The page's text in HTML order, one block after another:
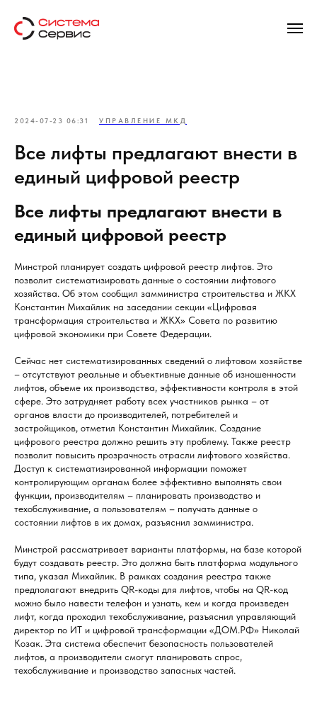
2024-07-23 06:31 УПРАВЛЕНИЕ МКД
Все лифты предлагают внести в
единый цифровой реестр
Все лифты предлагают внести в
единый цифровой реестр
Минстрой планирует создать цифровой реестр лифтов. Это
позволит систематизировать данные о состоянии лифтового
хозяйства. Об этом сообщил замминистра строительства и ЖКХ
Константин Михайлик на заседании секции «Цифровая
трансформация строительства и ЖКХ» Совета по развитию
цифровой экономики при Совете Федерации.
Сейчас нет систематизированных сведений о лифтовом хозяйстве
– отсутствуют реальные и объективные данные об изношенности
лифтов, объеме их производства, эффективности контроля в этой
сфере. Это затрудняет работу всех участников рынка – от
органов власти до производителей, потребителей и
застройщиков, отметил Константин Михайлик. Создание
цифрового реестра должно решить эту проблему. Также реестр
позволит повысить прозрачность отрасли лифтового хозяйства.
Доступ к систематизированной информации поможет
контролирующим органам более эффективно выполнять свои
функции, производителям – планировать производство и
техобслуживание, а пользователям – получать данные о
состоянии лифтов в их домах, разъяснил замминистра.
Минстрой рассматривает варианты платформы, на базе которой
будут создавать реестр. Это должна быть платформа модульного
типа, указал Михайлик. В рамках создания реестра также
предполагают внедрить QR-коды для лифтов, чтобы на QR-код
можно было навести телефон и узнать, кем и когда произведен
лифт, когда проходил техобслуживание, разъяснил управляющий
директор по ИT и цифровой трансформации «ДОМ.РФ» Николай
Козак. Эта система обеспечит безопасность пользователей
лифтов, а производители смогут планировать спрос,
техобслуживание и производство запасных частей.